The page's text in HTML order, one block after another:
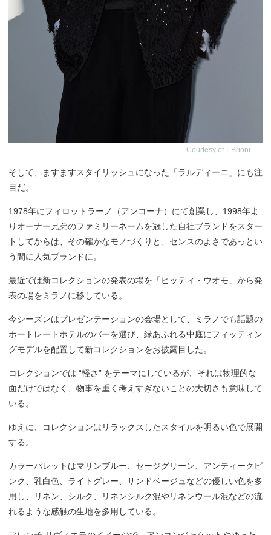
Courtesy of：Brioni
そして、ますますスタイリッシュになった「ラルディーニ」にも注
目だ。
1978年にフィロットラーノ（アンコーナ）にて創業し、1998年よ
りオーナー兄弟のファミリーネームを冠した自社ブランドをスター
トしてからは、その確かなモノづくりと、センスのよさであっとい
う間に人気ブランドに。
最近では新コレクションの発表の場を「ピッティ・ウオモ」から発
表の場をミラノに移している。
今シーズンはプレゼンテーションの会場として、ミラノでも話題の
ポートレートホテルのバーを選び、緑あふれる中庭にフィッティン
グモデルを配置して新コレクションをお披露目した。
コレクションでは “軽さ” をテーマにしているが、それは物理的な
面だけではなく、物事を重く考えすぎないことの大切さも意味して
いる。
ゆえに、コレクションはリラックスしたスタイルを明るい色で展開
する。
カラーパレットはマリンブルー、セージグリーン、アンティークピ
ンク、乳白色、ライトグレー、サンドベージュなどの優しい色を多
用し、リネン、シルク、リネンシルク混やリネンウール混などの流
れるような感触の生地を多用している。